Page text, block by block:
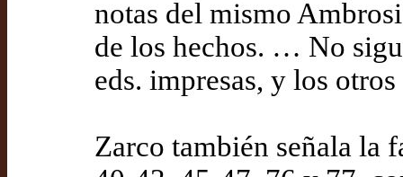
notas del mismo
de los hechos. … No
eds. impresas, y los
Zarco también señala la